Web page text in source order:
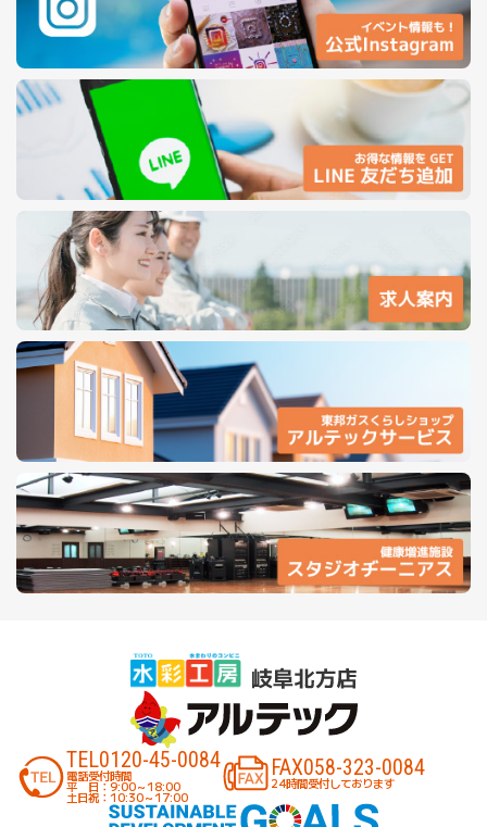
TEL0120-45-0084
電話受付時間
平 日：9:00～18:00
土日祝：10:30～17:00
FAX058-323-0084
24時間受付しております